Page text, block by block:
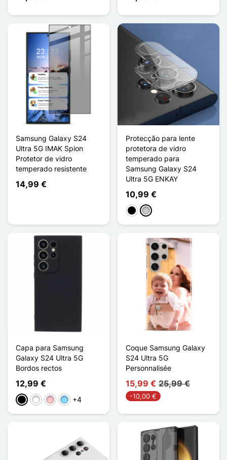
Samsung Galaxy S24
Ultra 5G IMAK Spion
Protetor de vidro
temperado resistente
14,99 €
Protecção para lente
protetora de vidro
temperado para
Samsung Galaxy S24
Ultra 5G ENKAY
10,99 €
PretoTransparente
Capa para Samsung
Galaxy S24 Ultra 5G
Bordos rectos
12,99 €
PretoBrancoRosaAzul Claro
+4
Coque Samsung Galaxy
S24 Ultra 5G
Personnalisée
15,99 € 25,99 €
-10,00 €